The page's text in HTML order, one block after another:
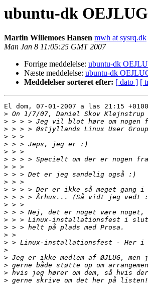
ubuntu-dk OEJLUG
Martin Willemoes Hansen mwh at sysrq.dk
Man Jan 8 11:05:25 GMT 2007
Forrige meddelelse: ubuntu-dk
Næste meddelelse: ubuntu-dk
Meddelelser sorteret efter: [ dato ] [
El dom, 07-01-2007 a las 21:15
> On 1/7/07, Daniel Skov Klejnstrup
>
>
>
>
>
>
>
>
>
>
>
>
>
>
>
>
>
>
>
>
>
>